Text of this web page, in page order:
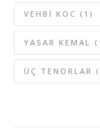
VEHBI KOC (1)
YASAR KEMAL
ÜÇ TENORLAR